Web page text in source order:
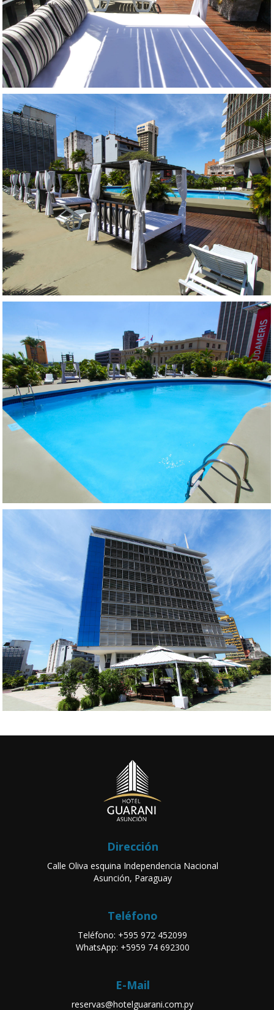
AMPLIAR
AMPLIAR
AMPLIAR
Dirección
Calle Oliva esquina Independencia Nacional
Asunción, Paraguay
Teléfono
Teléfono: +595 972 452099
WhatsApp: +5959 74 692300
E-Mail
reservas@hotelguarani.com.py